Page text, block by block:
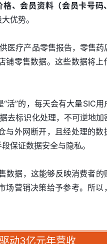
、会员资料（会员卡号码
优势。
医疗产品零售报告，零售药
铺零售数据。这些数据将上
活”的，每天会有大量SIC用
去标识化处理，不可逆地加
与外网断开，且经处理的数
保证数据安全与隐私。
数据，这能够反映消费者的
营销决策给予参考。所以，
动3亿元年营收